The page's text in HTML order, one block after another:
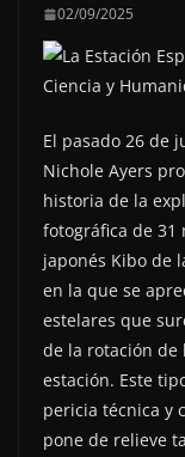
02/09/2025
El pasado 26 de
Nichole Ayers
historia de la
fotográfica de
japonés Kibo de
en la que se
estelares que
de la rotación de
estación. Este
pericia técnica y
pone de relieve